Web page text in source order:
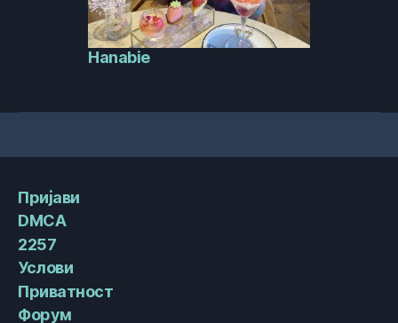
Hanabie
Пријави
DMCA
2257
Услови
Приватност
Форум